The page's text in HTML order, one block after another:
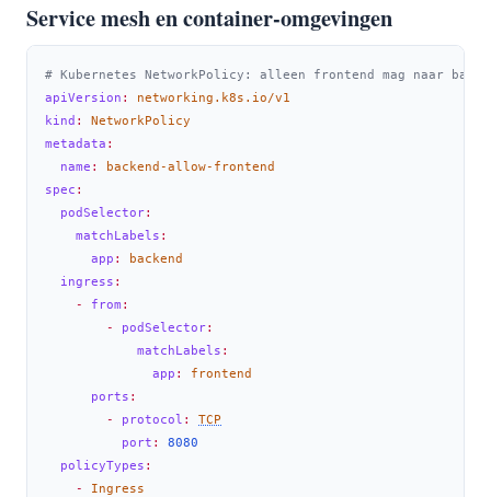
Service mesh en container-omgevingen
# Kubernetes NetworkPolicy: alleen frontend mag naar
apiVersion :
networking.k8s.io/v1
kind :
NetworkPolicy
metadata :
name :
backend-allow-frontend
spec :
podSelector:
matchLabels :
app :
backend
ingress :
-
from :
-
podSelector:
matchLabels :
app :
frontend
ports :
-
protocol :
TCP
port :
8080
policyTypes :
-
Ingress